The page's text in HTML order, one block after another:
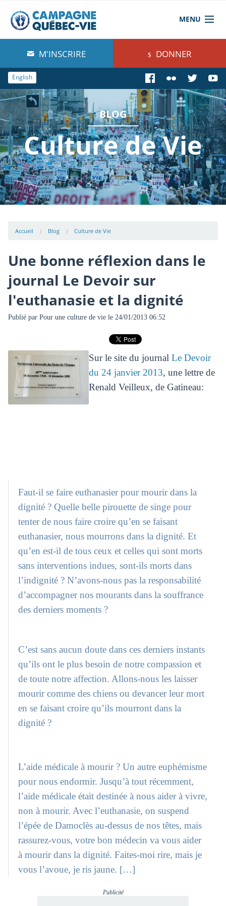
MENU
À propos de nous
Blog
Comprendre
Agir
Boutique
M'INSCRIRE DONNER
English
BLOG
Culture de Vie
Accueil Blog Culture de Vie
Une bonne réflexion dans le
journal Le Devoir sur
l'euthanasie et la dignité
Publié par Pour une culture de viele 24/01/2013 06:52
Sur le site du journal Le Devoir
du 24 janvier 2013, une lettre de
Renald Veilleux, de Gatineau:
Faut-il se faire euthanasier pour mourir dans la
dignité ? Quelle belle pirouette de singe pour
tenter de nous faire croire qu’en se faisant
euthanasier, nous mourrons dans la dignité. Et
qu’en est-il de tous ceux et celles qui sont morts
sans interventions indues, sont-ils morts dans
l’indignité ? N’avons-nous pas la responsabilité
d’accompagner nos mourants dans la souffrance
des derniers moments ?
C’est sans aucun doute dans ces derniers instants
qu’ils ont le plus besoin de notre compassion et
de toute notre affection. Allons-nous les laisser
mourir comme des chiens ou devancer leur mort
en se faisant croire qu’ils mourront dans la
dignité ?
L’aide médicale à mourir ? Un autre euphémisme
pour nous endormir. Jusqu’à tout récemment,
l’aide médicale était destinée à nous aider à vivre,
non à mourir. Avec l’euthanasie, on suspend
l’épée de Damoclès au-dessus de nos têtes, mais
rassurez-vous, votre bon médecin va vous aider
à mourir dans la dignité. Faites-moi rire, mais je
vous l’avoue, je ris jaune. […]
Publicité